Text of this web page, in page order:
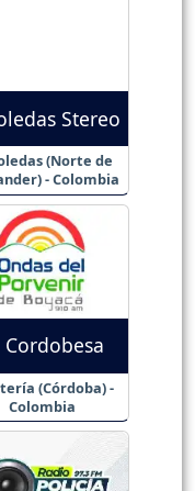
Stereo
(Norte de
- Colombia
Cordobesa
(Córdoba) -
Colombia